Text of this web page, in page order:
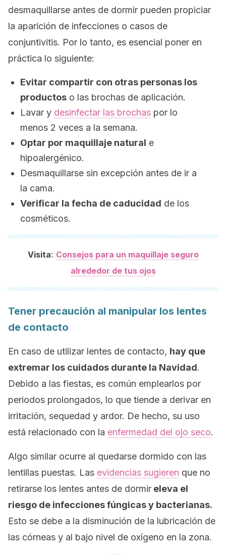
desmaquillarse antes de dormir pueden propiciar
la aparición de infecciones o casos de
conjuntivitis. Por lo tanto, es esencial poner en
práctica lo siguiente:
Evitar compartir con otras personas los
productos o las brochas de aplicación.
Lavar y desinfectar las brochas por lo
menos 2 veces a la semana.
Optar por maquillaje natural e
hipoalergénico.
Desmaquillarse sin excepción antes de ir a
la cama.
Verificar la fecha de caducidad de los
cosméticos.
Visita: Consejos para un maquillaje seguro
alrededor de tus ojos
Tener precaución al manipular los lentes
de contacto
En caso de utilizar lentes de contacto, hay que
extremar los cuidados durante la Navidad.
Debido a las fiestas, es común emplearlos por
periodos prolongados, lo que tiende a derivar en
irritación, sequedad y ardor. De hecho, su uso
está relacionado con la enfermedad del ojo seco.
Algo similar ocurre al quedarse dormido con las
lentillas puestas. Las evidencias sugieren que no
retirarse los lentes antes de dormir eleva el
riesgo de infecciones fúngicas y bacterianas.
Esto se debe a la disminución de la lubricación de
las córneas y al bajo nivel de oxígeno en la zona.